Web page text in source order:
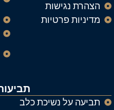
הצהרת נגישות
מדיניות פרטיות
תביעה על נשיכת כלב